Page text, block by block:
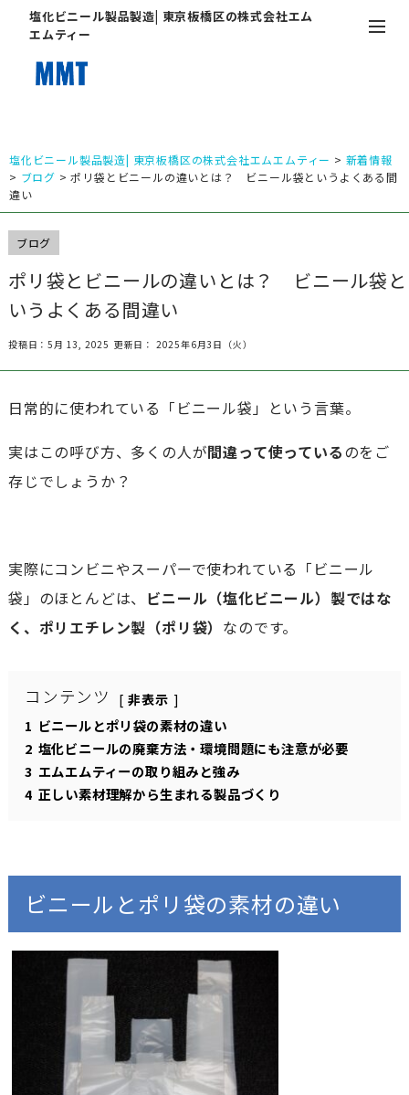
塩化ビニール製品製造| 東京板橋区の株式会社エム
エムティー
塩化ビニール製品製造| 東京板橋区の株式会社エムエムティー > 新着情報
> ブログ >ポリ袋とビニールの違いとは？ ビニール袋というよくある間
違い
ブログ
ポリ袋とビニールの違いとは？ ビニール袋と
いうよくある間違い
投稿日：5月 13, 2025 更新日： 2025年6月3日（火）
日常的に使われている「ビニール袋」という言葉。
実はこの呼び方、多くの人が間違って使っているのをご
存じでしょうか？
実際にコンビニやスーパーで使われている「ビニール
袋」のほとんどは、 ビニール（塩化ビニール）製ではな
く、ポリエチレン製（ポリ袋） なのです。
コンテンツ 非表示
1 ビニールとポリ袋の素材の違い
2 塩化ビニールの廃棄方法・環境問題にも注意が必要
3 エムエムティーの取り組みと強み
4 正しい素材理解から生まれる製品づくり
ビニールとポリ袋の素材の違い